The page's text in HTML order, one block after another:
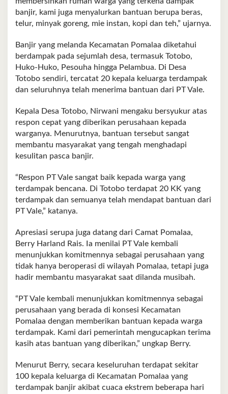
banjir, kami juga menyalurkan bantuan berupa beras,
telur, minyak goreng, mie instan, kopi dan teh,” ujarnya.
Banjir yang melanda Kecamatan Pomalaa diketahui
berdampak pada sejumlah desa, termasuk Totobo,
Huko-Huko, Pesouha hingga Pelambua. Di Desa
Totobo sendiri, tercatat 20 kepala keluarga terdampak
dan seluruhnya telah menerima bantuan dari PT Vale.
Kepala Desa Totobo, Nirwani mengaku bersyukur atas
respon cepat yang diberikan perusahaan kepada
warganya. Menurutnya, bantuan tersebut sangat
membantu masyarakat yang tengah menghadapi
kesulitan pasca banjir.
“Respon PT Vale sangat baik kepada warga yang
terdampak bencana. Di Totobo terdapat 20 KK yang
terdampak dan semuanya telah mendapat bantuan dari
PT Vale,” katanya.
Apresiasi serupa juga datang dari Camat Pomalaa,
Berry Harland Rais. Ia menilai PT Vale kembali
menunjukkan komitmennya sebagai perusahaan yang
tidak hanya beroperasi di wilayah Pomalaa, tetapi juga
hadir membantu masyarakat saat dilanda musibah.
“PT Vale kembali menunjukkan komitmennya sebagai
perusahaan yang berada di konsesi Kecamatan
Pomalaa dengan memberikan bantuan kepada warga
terdampak. Kami dari pemerintah mengucapkan terima
kasih atas bantuan yang diberikan,” ungkap Berry.
Menurut Berry, secara keseluruhan terdapat sekitar
100 kepala keluarga di Kecamatan Pomalaa yang
terdampak banjir akibat cuaca ekstrem beberapa hari